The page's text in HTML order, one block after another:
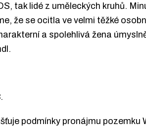
tak lidé z uměleckých kruhů.
že se ocitla ve velmi těžké
a spolehlivá žena
podmínky pronájmu